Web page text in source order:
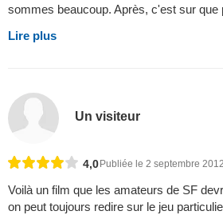
sommes beaucoup. Après, c'est sur que
Lire plus
Un visiteur
4,0Publiée le 2 septembre 2012
Voilà un film que les amateurs de SF
on peut toujours redire sur le jeu